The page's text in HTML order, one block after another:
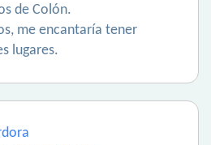
de Colón.
me encantaría tener
lugares.